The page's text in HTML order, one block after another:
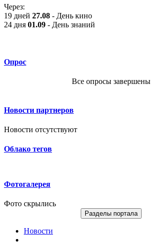
Через:
19 дней 27.08 - День кино
24 дня 01.09 - День знаний
Опрос
Все опросы завершены
Новости партнеров
Новости отсутствуют
Облако тегов
Фотогалерея
Фото скрылись
Разделы портала
Новости